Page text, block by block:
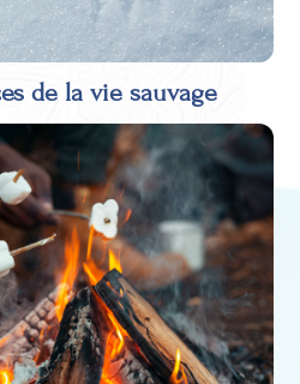
de la vie sauvage